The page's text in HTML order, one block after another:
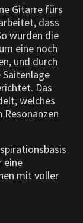
Gitarre fürs
dass
wurden die
eine noch
und durch
Das
welches
eine
mit voller